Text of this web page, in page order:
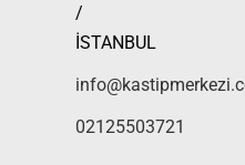
/
İSTANBUL
02125503721